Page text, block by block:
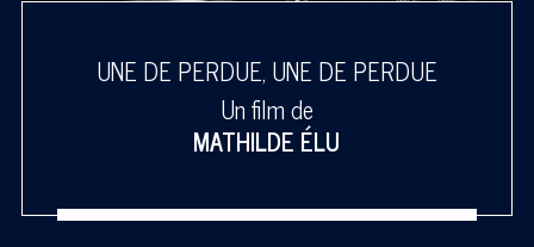
UNE DE PERDUE, UNE DE PERDUE
Un film de
MATHILDE ÉLU